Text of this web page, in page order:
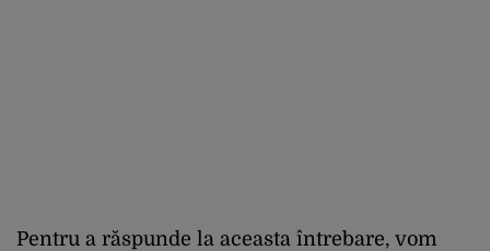
Pentru a răspunde la aceasta întrebare, vom